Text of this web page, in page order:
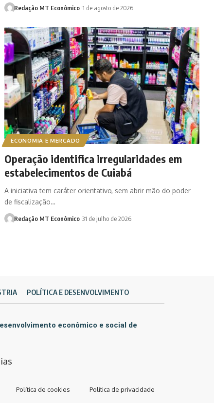
Redação MT Econômico 1 de agosto de 2026
ECONOMIA E MERCADO
Operação identifica irregularidades em
estabelecimentos de Cuiabá
A iniciativa tem caráter orientativo, sem abrir mão do poder
de fiscalização…
Redação MT Econômico 31 de julho de 2026
POLÍTICA E DESENVOLVIMENTO
econômico e social de
Política de cookies Política de privacidade